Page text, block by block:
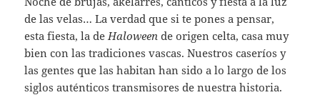
de las velas… La verdad que si te pones a pensar,
esta fiesta, la de Haloween de origen celta, casa muy
bien con las tradiciones vascas. Nuestros caseríos y
las gentes que las habitan han sido a lo largo de los
siglos auténticos transmisores de nuestra historia.